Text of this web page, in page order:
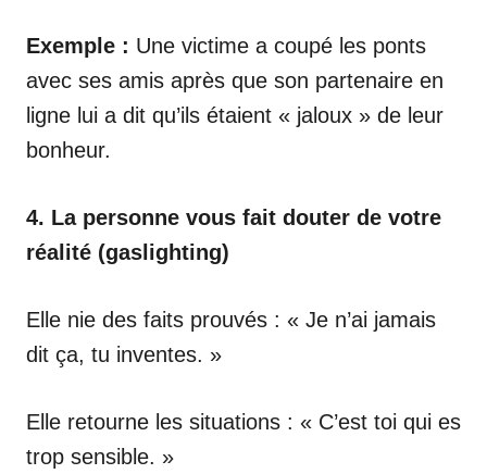
Exemple : Une victime a coupé les ponts
avec ses amis après que son partenaire en
ligne lui a dit qu’ils étaient « jaloux » de leur
bonheur.
4. La personne vous fait douter de votre
réalité (gaslighting)
Elle nie des faits prouvés : « Je n’ai jamais
dit ça, tu inventes. »
Elle retourne les situations : « C’est toi qui es
trop sensible. »